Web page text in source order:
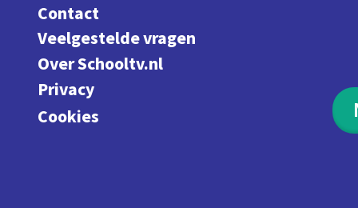
Contact
Veelgestelde vragen
Over Schooltv.nl
Privacy
Cookies